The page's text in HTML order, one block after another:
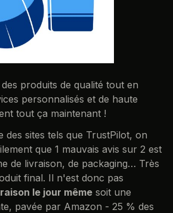
produits de qualité tout en
personnalisés et de haute
tout ça maintenant !
des sites tels que TrustPilot, on
que 1 mauvais avis sur 2 est
de livraison, de packaging… Très
final. Il n'est donc pas
le jour même soit une
pavée par Amazon - 25 % des